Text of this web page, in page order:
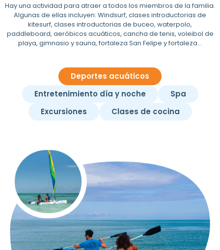
Hay una actividad para atraer a todos los miembros de la familia.
Algunas de ellas incluyen: Windsurf, clases introductorias de
kitesurf, clases introductorias de buceo, waterpolo,
paddleboard, aeróbicos acuáticos, cancha de tenis, voleibol de
playa, gimnasio y sauna, fortaleza San Felipe y fortaleza...
Deportes acuáticos
Entretenimiento día y noche
Spa
Excursiones
Clases de cocina